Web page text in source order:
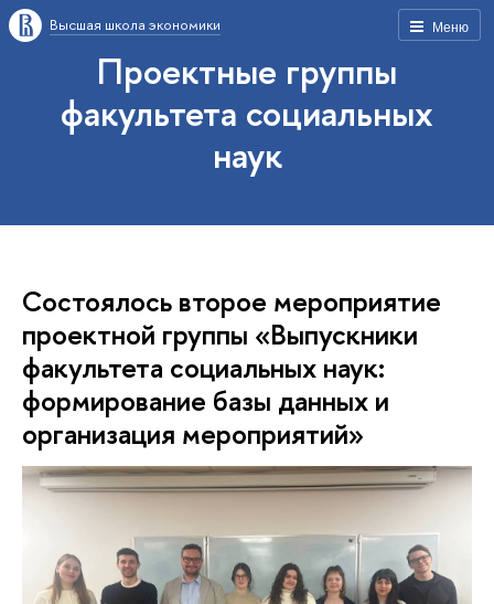
Меню
Высшая школа экономики
Проектные группы
факультета социальных
наук
Состоялось второе мероприятие
проектной группы «Выпускники
факультета социальных наук:
формирование базы данных и
организация мероприятий»